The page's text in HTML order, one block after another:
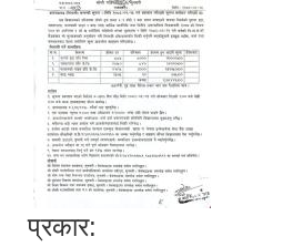
प्रकार: